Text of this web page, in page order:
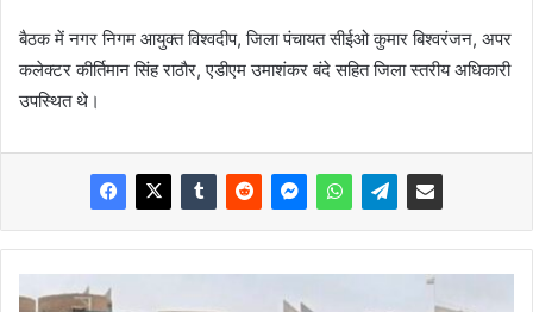
बैठक में नगर निगम आयुक्त विश्वदीप, जिला पंचायत सीईओ कुमार बिश्वरंजन, अपर
कलेक्टर कीर्तिमान सिंह राठौर, एडीएम उमाशंकर बंदे सहित जिला स्तरीय अधिकारी
उपस्थित थे।